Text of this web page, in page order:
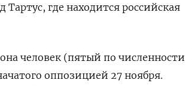
где находится российская
человек (пятый по численности
оппозицией 27 ноября.